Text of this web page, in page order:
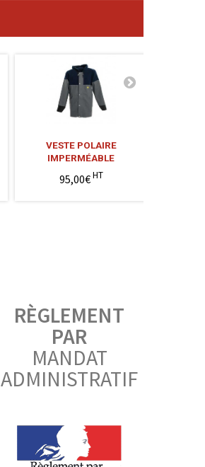
VESTE POLAIRE
IMPERMÉABLE
95,00€HT
RÈGLEMENT
PAR
MANDAT
ADMINISTRATIF